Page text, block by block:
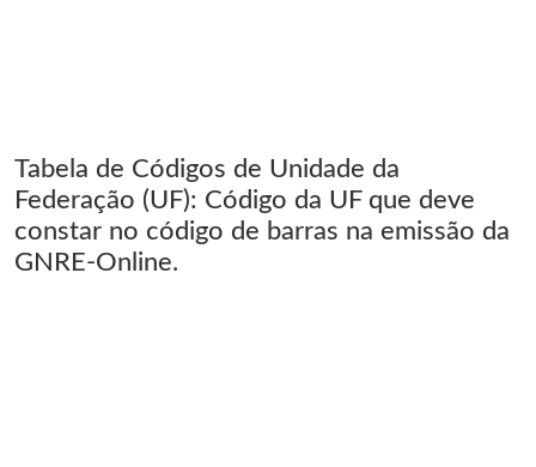
Tabela de Códigos de Unidade da
Federação (UF): Código da UF que deve
constar no código de barras na emissão da
GNRE-Online.